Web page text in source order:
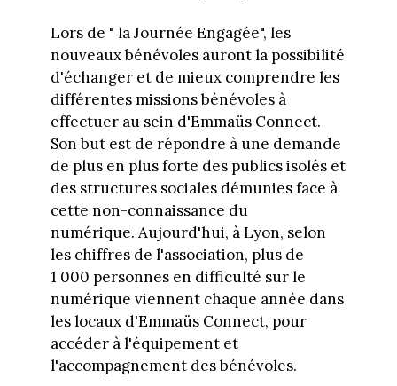
Lors de " la Journée Engagée", les
nouveaux bénévoles auront la possibilité
d'échanger et de mieux comprendre les
différentes missions bénévoles à
effectuer au sein d'Emmaüs Connect.
Son but est de répondre à une demande
de plus en plus forte des publics isolés et
des structures sociales démunies face à
cette non-connaissance du
numérique. Aujourd'hui, à Lyon, selon
les chiffres de l'association, plus de
1 000 personnes en difficulté sur le
numérique viennent chaque année dans
les locaux d'Emmaüs Connect, pour
accéder à l'équipement et
l'accompagnement des bénévoles.